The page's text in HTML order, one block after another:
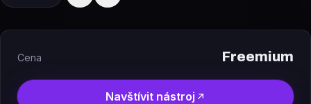
Cena Freemium
Navštívit nástroj